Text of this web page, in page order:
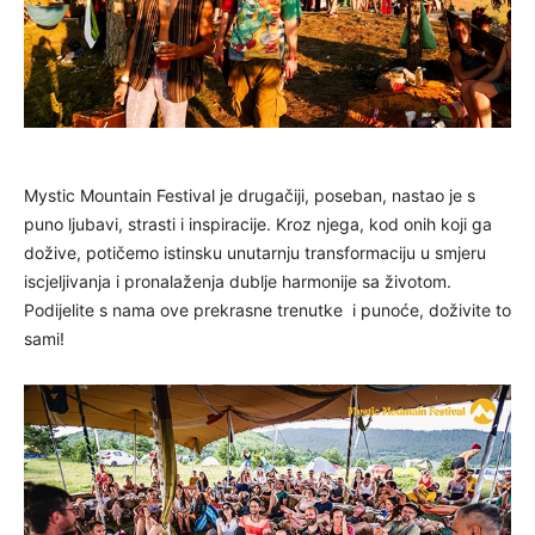
Mystic Mountain Festival je drugačiji, poseban, nastao je s
puno ljubavi, strasti i inspiracije. Kroz njega, kod onih koji ga
dožive, potičemo istinsku unutarnju transformaciju u smjeru
iscjeljivanja i pronalaženja dublje harmonije sa životom.
Podijelite s nama ove prekrasne trenutke i punoće, doživite to
sami!